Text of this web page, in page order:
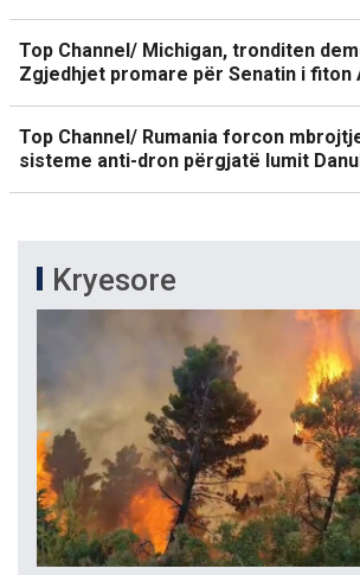
Top Channel/ Michigan, tronditen
Zgjedhjet promare për Senatin i fiton
Top Channel/ Rumania forcon
sisteme anti-dron përgjatë lumit
Kryesore